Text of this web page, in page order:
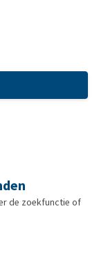
de zoekfunctie of